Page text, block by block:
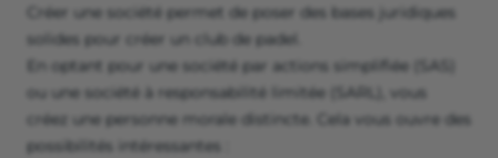
Créer une société permet de poser des bases juridiques
solides pour créer un club de padel.
En optant pour une société par actions simplifiée (SAS)
ou une société à responsabilité limitée (SARL), vous
créez une personne morale distincte. Cela vous ouvre des
possibilités intéressantes :